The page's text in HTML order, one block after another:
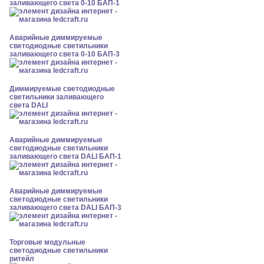
заливающего света 0-10 БАП-1
Аварийные диммируемые
светодиодные светильники
заливающего света 0-10 БАП-3
Диммируемые светодиодные
светильники заливающего
света DALI
Аварийные диммируемые
светодиодные светильники
заливающего света DALI БАП-1
Аварийные диммируемые
светодиодные светильники
заливающего света DALI БАП-3
Торговые модульные
светодиодные светильники
ритейл